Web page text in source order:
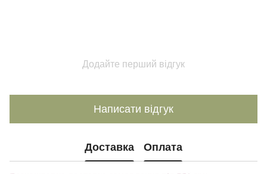
Додайте перший відгук
Написати відгук
Доставка Оплата